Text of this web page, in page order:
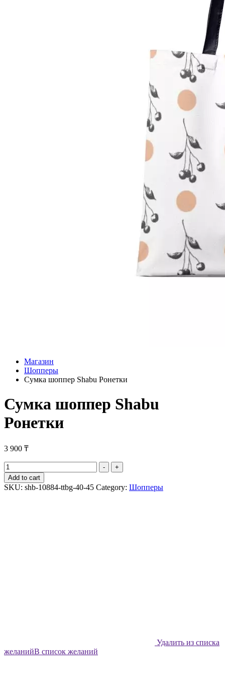
Магазин
Шопперы
Сумка шоппер Shabu Ронетки
Сумка шоппер Shabu
Ронетки
3 900 ₸
Сумка
шоппер
Shabu
Ронетки
-
+
Add to cart
SKU: shb-10884-ttbg-40-45 Category: Шопперы
Удалить из списка
желанийВ список желаний